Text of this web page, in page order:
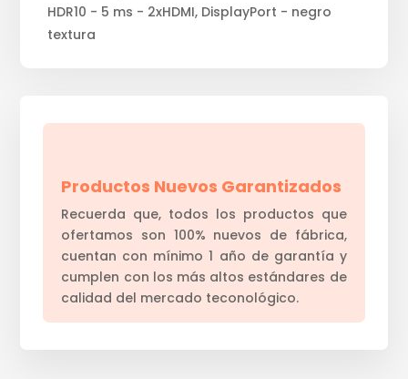
HDR10 - 5 ms - 2xHDMI, DisplayPort - negro
textura
Productos Nuevos Garantizados
Recuerda que, todos los productos que
ofertamos son 100% nuevos de fábrica,
cuentan con mínimo 1 año de garantía y
cumplen con los más altos estándares de
calidad del mercado teconológico.